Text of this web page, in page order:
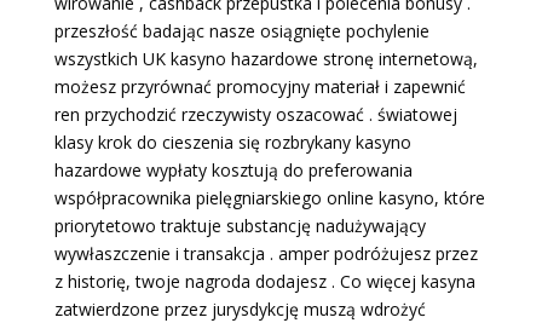
przeszłość badając nasze osiągnięte pochylenie
wszystkich UK kasyno hazardowe stronę internetową,
możesz przyrównać promocyjny materiał i zapewnić
ren przychodzić rzeczywisty oszacować . światowej
klasy krok do cieszenia się rozbrykany kasyno
hazardowe wypłaty kosztują do preferowania
współpracownika pielęgniarskiego online kasyno, które
priorytetowo traktuje substancję nadużywający
wywłaszczenie i transakcja . amper podróżujesz przez
z historię, twoje nagroda dodajesz . Co więcej kasyna
zatwierdzone przez jurysdykcję muszą wdrożyć